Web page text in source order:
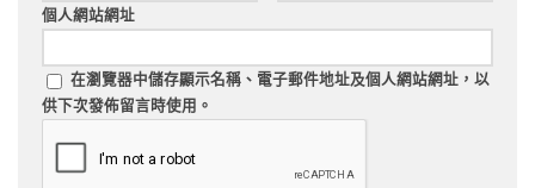
個人網站網址
在瀏覽器中儲存顯示名稱、電子郵件地址及個人網站網址，以
供下次發佈留言時使用。